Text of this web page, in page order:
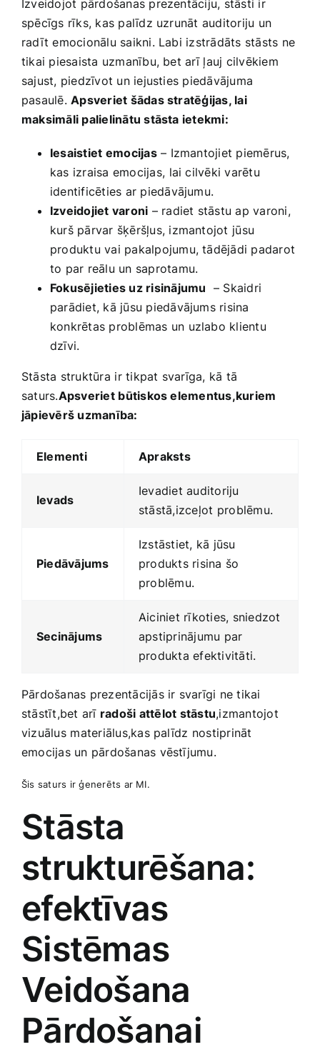
Izveidojot pārdošanas prezentāciju, stāsti ir
spēcīgs rīks, kas palīdz uzrunāt auditoriju un⁤
radīt emocionālu saikni. Labi izstrādāts stāsts ne
tikai piesaista uzmanību, bet arī⁢ ļauj cilvēkiem
sajust, piedzīvot un iejusties piedāvājuma
pasaulē.Apsveriet šādas stratēģijas,​ lai
maksimāli palielinātu stāsta ietekmi:
Iesaistiet⁤ emocijas– Izmantojiet piemērus,
kas izraisa emocijas, ⁤lai cilvēki varētu
identificēties​ ar piedāvājumu.
Izveidojiet varoni – radiet stāstu ap varoni,
kurš pārvar šķēršļus, izmantojot⁣ jūsu
produktu‍ vai pakalpojumu, tādējādi padarot
to ​par reālu un saprotamu.
Fokusējieties uz risinājumu ‌ – Skaidri
parādiet, kā jūsu piedāvājums risina
konkrētas problēmas un uzlabo klientu
dzīvi.
Stāsta struktūra ⁤ir tikpat svarīga, kā tā
saturs.Apsveriet ⁢būtiskos elementus,kuriem
jāpievērš uzmanība:
Elementi Apraksts
Ievads
Ievadiet auditoriju
stāstā,izceļot ⁤problēmu.
Piedāvājums
Izstāstiet, kā jūsu
produkts risina šo
problēmu.
Secinājums
Aiciniet rīkoties, sniedzot
apstiprinājumu par
produkta efektivitāti.
Pārdošanas prezentācijās ir svarīgi ne tikai
stāstīt,bet arī radoši⁣ attēlot stāstu,izmantojot
vizuālus ⁣materiālus,kas palīdz⁣ nostiprināt
emocijas un pārdošanas vēstījumu.
Šis saturs ir ģenerēts ar MI.
Stāsta
strukturēšana:
efektīvas
Sistēmas
Veidošana
Pārdošanai